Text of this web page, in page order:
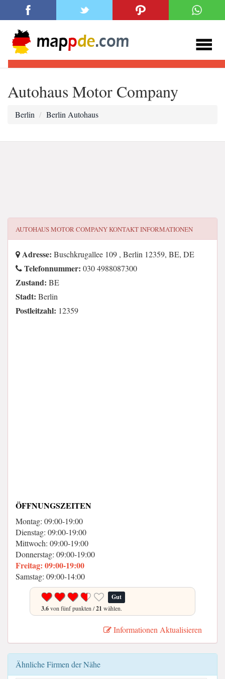
Autohaus Motor Company
Berlin Berlin Autohaus
AUTOHAUS MOTOR COMPANYKONTAKT INFORMATIONEN
Adresse: Buschkrugallee 109 , Berlin 12359, BE, DE
Telefonnummer: 030 4988087300
Zustand: BE
Stadt: Berlin
Postleitzahl: 12359
ÖFFNUNGSZEITEN
Montag: 09:00-19:00
Dienstag: 09:00-19:00
Mittwoch: 09:00-19:00
Donnerstag: 09:00-19:00
Freitag: 09:00-19:00
Samstag: 09:00-14:00
Gut
3.6von fünf punkten /21 wählen.
Informationen Aktualisieren
Ähnliche Firmen der Nähe